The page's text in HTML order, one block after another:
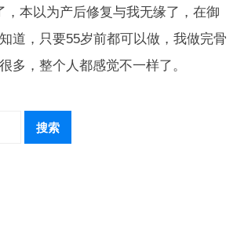
，本以为产后修复与我无缘了，在御
道，只要55岁前都可以做，我做完骨
多，整个人都感觉不一样了。
搜索